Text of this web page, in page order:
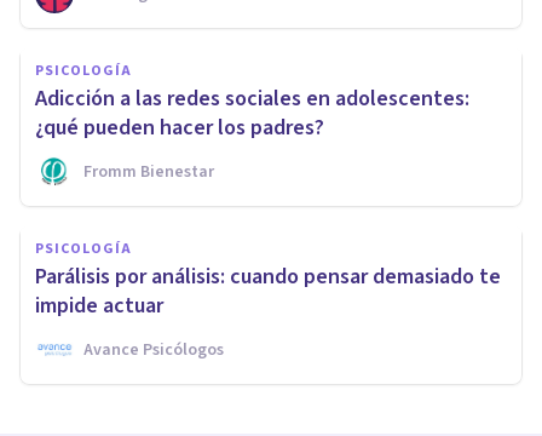
PSICOLOGÍA
Adicción a las redes sociales en adolescentes:
¿qué pueden hacer los padres?
Fromm Bienestar
PSICOLOGÍA
Parálisis por análisis: cuando pensar demasiado te
impide actuar
Avance Psicólogos